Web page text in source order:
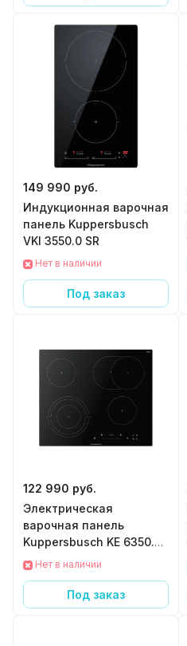
149 990 руб.
Индукционная варочная
панель Kuppersbusch
VKI 3550.0 SR
Нет в наличии
Под заказ
122 990 руб.
Электрическая
варочная панель
Kuppersbusch KE 6350.0
SRНет в наличии
Под заказ